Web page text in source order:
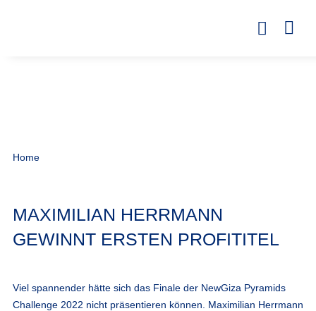
Home
MAXIMILIAN HERRMANN
GEWINNT ERSTEN PROFITITEL
Viel spannender hätte sich das Finale der NewGiza Pyramids
Challenge 2022 nicht präsentieren können. Maximilian Herrmann